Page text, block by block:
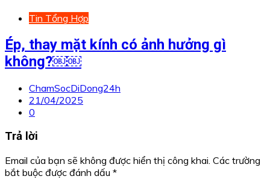
Tin Tổng Hợp
Ép, thay mặt kính có ảnh hưởng gì
không?￼￼
ChamSocDiDong24h
21/04/2025
0
Trả lời
Email của bạn sẽ không được hiển thị công khai. Các trường
bắt buộc được đánh dấu *